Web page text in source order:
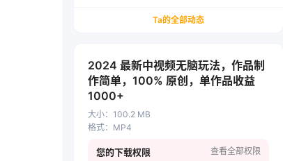
Ta的全部动态
2024 最新中视频无脑玩法，作品制
作简单，100% 原创，单作品收益
1000+
大小： 100.2 MB
格式： MP4
您的下载权限 查看全部权限